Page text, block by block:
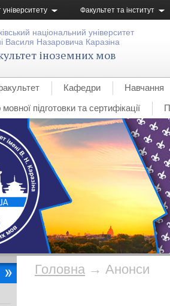
Факультет та інститут
національний університет
Василя Назаровича Каразіна
іноземних мов
Кафедри
Навчання
підготовки та сертифікації
Головна → Анонси